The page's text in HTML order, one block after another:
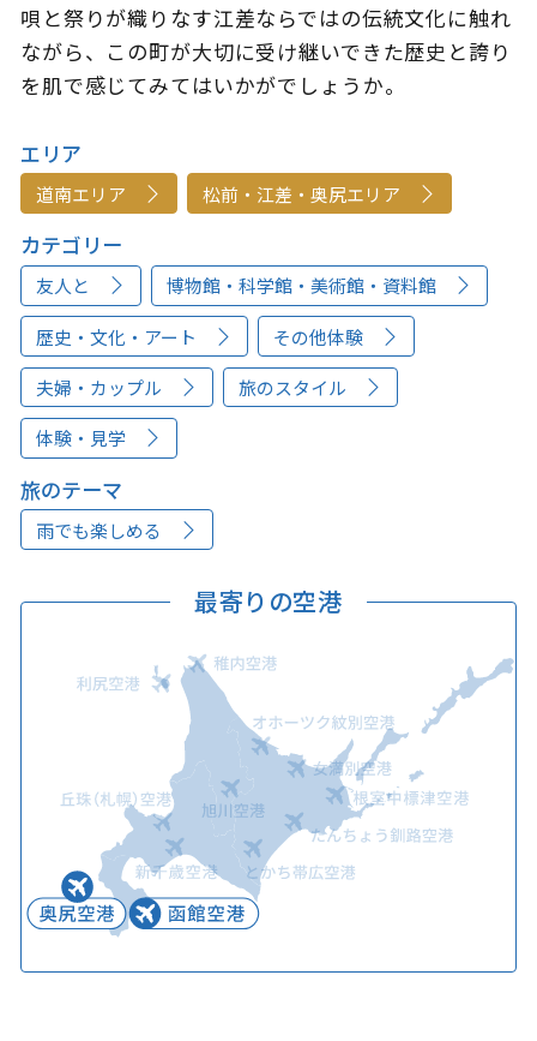
唄と祭りが織りなす江差ならではの伝統文化に触れ
ながら、この町が大切に受け継いできた歴史と誇り
を肌で感じてみてはいかがでしょうか。
エリア
道南エリア 松前・江差・奥尻エリア
カテゴリー
友人と 博物館・科学館・美術館・資料館
歴史・文化・アート その他体験
夫婦・カップル 旅のスタイル
体験・見学
旅のテーマ
雨でも楽しめる
最寄りの空港